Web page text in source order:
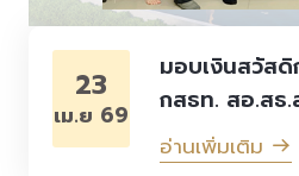
23
เม.ย 69
มอบเงินสวัสดิ
กสธท. สอ.สธ.
อ่านเพิ่มเติม